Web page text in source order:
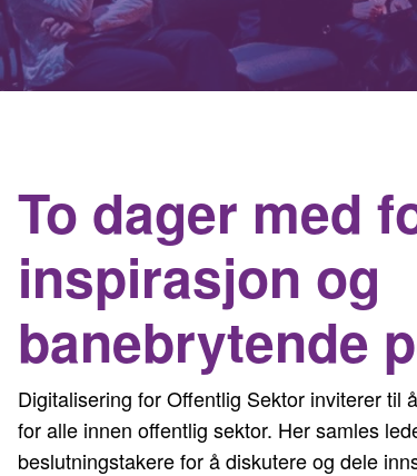
To dager med
inspirasjon og
banebrytende
Digitalisering for Offentlig Sektor inviterer til
for alle innen offentlig sektor. Her samles
beslutningstakere for å diskutere og dele